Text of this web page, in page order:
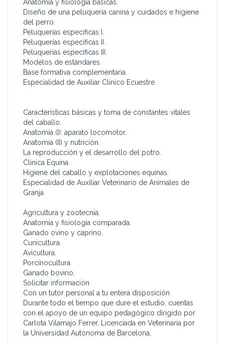
Anatomía y fisiología básicas.
Diseño de una peluquería canina y cuidados e higiene
del perro.
Peluquerías específicas I.
Peluquerías específicas II.
Peluquerías específicas III.
Modelos de estándares.
Base formativa complementaria.
Especialidad de Auxiliar Clínico Ecuestre
Características básicas y toma de constantes vitales
del caballo.
Anatomía (I): aparato locomotor.
Anatomía (II) y nutrición.
La reproducción y el desarrollo del potro.
Clinica Equina.
Higiene del caballo y explotaciones equinas.
Especialidad de Auxiliar Veterinario de Animales de
Granja
Agricultura y zootecnia.
Anatomía y fisiología comparada.
Ganado ovino y caprino.
Cunicultura.
Avicultura.
Porcinocultura.
Ganado bovino.
Solicitar información
Con un tutor personal a tu entera disposición
Durante todo el tiempo que dure el estudio, cuentas
con el apoyo de un equipo pedagógico dirigido por
Carlota Vilamajo Ferrer, Licenciada en Veterinaria por
la Universidad Autónoma de Barcelona.